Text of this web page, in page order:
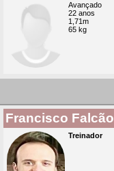
Avançado
22 anos
1,71m
65 kg
Francisco Falcão
Treinador